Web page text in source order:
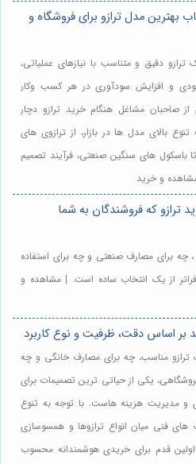
بهترین مدل ترازو برای فروشگاه و
ترازو دقیق و متناسب با نیازهای عملیاتی،
و افزایش سودآوری در هر کسب وکار
صاحبان مشاغل هنگام خرید ترازو دچار
بالای مدل ها در بازار، از ترازوی های
باسکول های سنگین صنعتی، فرآیند تصمیم
و خرید
خرید ترازو که فروشندگان به شما
، چه برای مصارف صنعتی و چه برای استفاده
از یک انتخاب ساده است. | مشاهده و
بر اساس دقت، ظرفیت و نوع کاربرد
ترازو مناسب، چه برای مصارف خانگی و چه
یکی از حیاتی ترین تصمیمات برای
و مدیریت هزینه هاست. با توجه به تنوع
های فنی میان انواع ترازوها و همسوسازی
اولین قدم برای خریدی هوشمندانه محسوب